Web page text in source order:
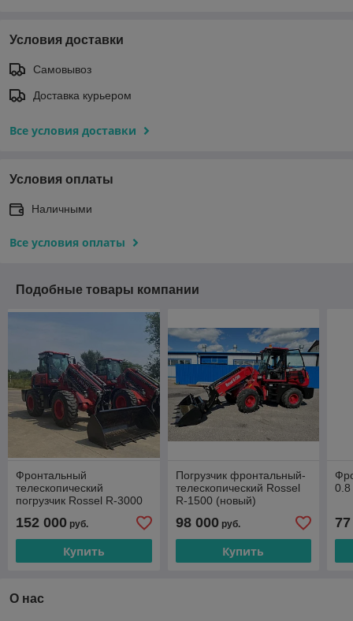
Условия доставки
Самовывоз
Доставка курьером
Все условия доставки
Условия оплаты
Наличными
Все условия оплаты
Подобные товары компании
Фронтальный
телескопический
погрузчик Rossel R-3000
152 000 руб.
Купить
Погрузчик фронтальный-
телескопический Rossel
R-1500 (новый)
98 000руб.
Купить
0.8
О нас